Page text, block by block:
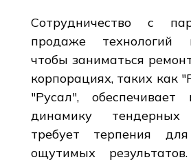
Сотрудничество с
продаже технологий
чтобы заниматься
корпорациях, таких как
"Русал", обеспечивает
динамику
требует терпения
ощутимых